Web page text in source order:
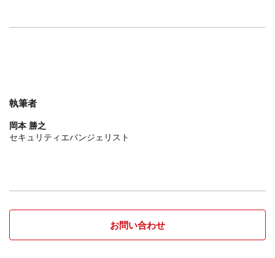
執筆者
岡本 勝之
セキュリティエバンジェリスト
お問い合わせ